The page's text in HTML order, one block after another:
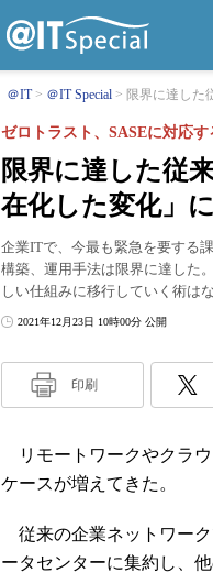
＠IT ＠IT Special 限界に達した
限界に達した従
在化した変化」
ゼロトラスト、SASEに対応す
企業ITで、今最も緊急を要する
構築、運用手法は限界に達した
しい仕組みに移行していく術はな
2021年12月23日 10時00分 公開
印刷
リモートワークやクラウ
ケースが増えてきた。
従来の企業ネットワー
ータセンターに集約し、